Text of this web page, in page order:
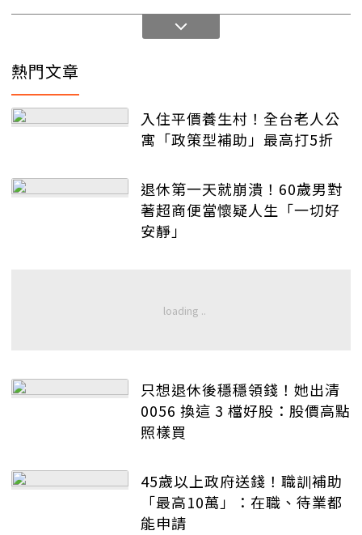
熱門文章
入住平價養生村！全台老人公
寓「政策型補助」最高打5折
退休第一天就崩潰！60歲男對
著超商便當懷疑人生「一切好
安靜」
只想退休後穩穩領錢！她出清
0056 換這 3 檔好股：股價高點
照樣買
45歲以上政府送錢！職訓補助
「最高10萬」：在職、待業都
能申請